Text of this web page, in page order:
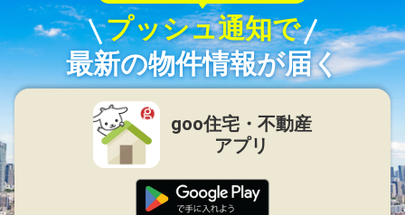
プッシュ通知で
最新の物件情報が届く
goo住宅・不動産
アプリ